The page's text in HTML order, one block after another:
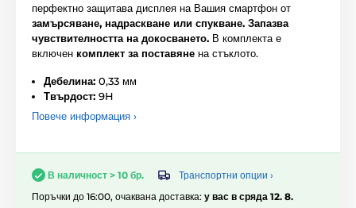
перфектно защитава дисплея на Вашия смартфон от
замърсяване, надраскване или спукване. Запазва
чувствителността на докосването. В комплекта е
включен комплект за поставяне на стъклото.
Дебелина: 0,33 мм
Твърдост: 9H
Повече информация ›
В наличност > 10 бр.
Транспортни опции ›
Поръчки до 16:00, очаквана доставка: у вас в сряда 12. 8.